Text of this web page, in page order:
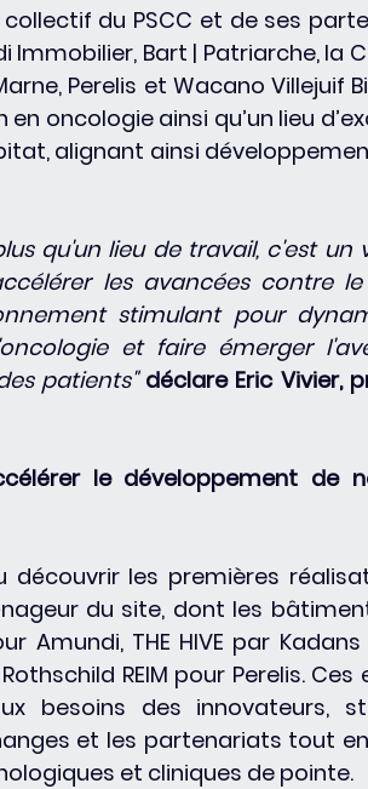
du PSCC et de ses
Immobilier, Bart | Patriarche, la
Perelis et Wacano Villejuif
oncologie ainsi qu’un lieu
alignant ainsi
qu'un lieu de travail, c'est un
les avancées contre
stimulant pour
et faire émerger
patients" déclare Eric Vivier,
le développement de
les premières
du site, dont les
Amundi, THE HIVE par Kadans
REIM pour Perelis. Ces
besoins des innovateurs,
et les partenariats tout
et cliniques de pointe.